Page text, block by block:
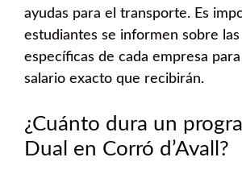
ayudas para el transporte. Es
estudiantes se informen sobre
específicas de cada empresa
salario exacto que recibirán.
¿Cuánto dura un
Dual en Corró d’Avall?